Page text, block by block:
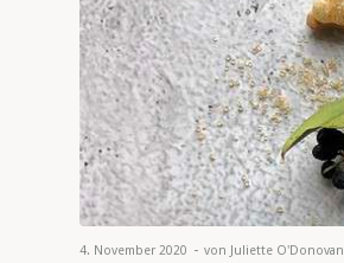
4. November 2020 - von Juliette O'Donovan